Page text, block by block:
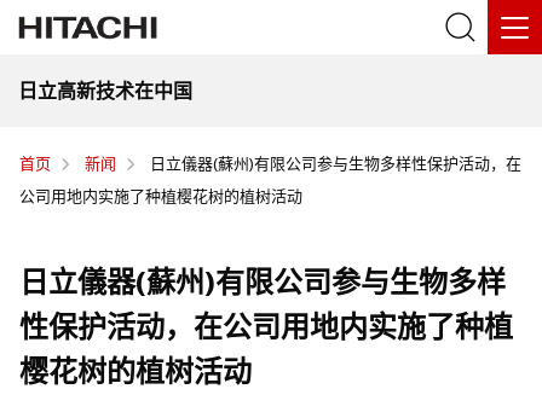
日立高新技术在中国
首页 新闻
日立儀器(蘇州)有限公司参与生物多样性保护活动，在
公司用地内实施了种植樱花树的植树活动
日立儀器(蘇州)有限公司参与生物多样
性保护活动，在公司用地内实施了种植
樱花树的植树活动